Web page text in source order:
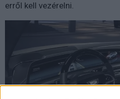
erről kell vezérelni.